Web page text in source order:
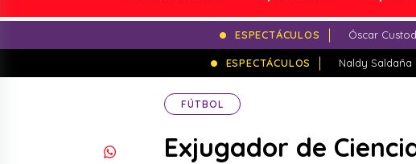
ESPECTÁCULOS Óscar
ESPECTÁCULOS Naldy
FÚTBOL
Exjugador de